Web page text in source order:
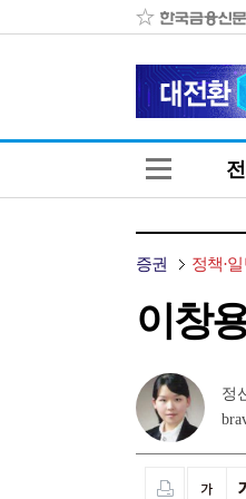
증권 정책·
이창
정